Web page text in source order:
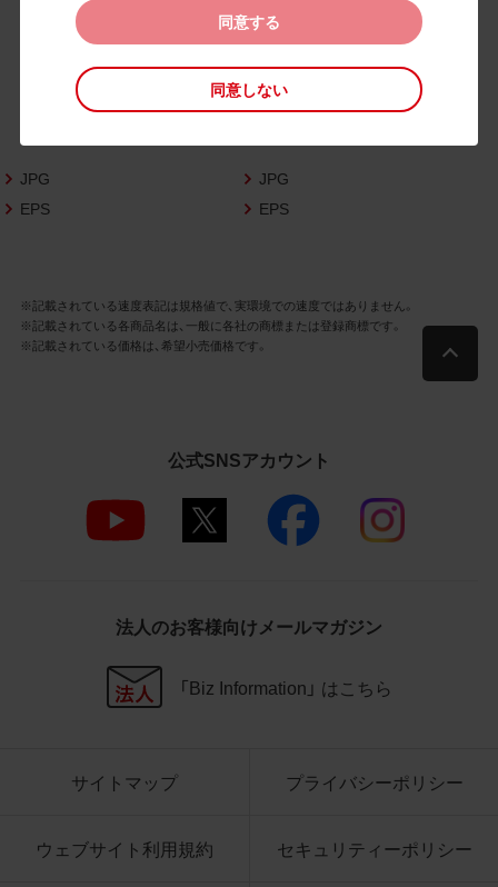
また、当社は、下記のCAD図データ利用規約
（以下「CAD図データ利用規約」といいます）
に同意いただいたお客様に限定して、本CA
D図ダウンロードページで公開している当
いいます）の利用を許諾いたします。
お客様が「同意する」ボタンをクリックされ
た場合、商品写真データ利用規約及びCAD
データ利用規約の記載事項は予告なく変更
されることがあります。各データをダウン
商品写真データ利用規約
お客様は、商品写真データに関する著作権
等の一切の権利が当社に帰属することに同
2.利用許諾
当社商品の販売活動（中古による販売の場
合を除く）に関する広告宣伝又は当社商品
ます。当社からの個別の同意を得た場合を
データを利用することはできません。
同意する
同意しない
JPG
EPS
JPG
EPS
※記載されている速度表記は規格値で、実環境での速度ではありません。
※記載されている各商品名は、一般に各社の商標または登録商標です。
※記載されている価格は、希望小売価格です。
公式SNSアカウント
法人のお客様向けメールマガジン
「Biz Information」 はこちら
サイトマップ プライバシーポリシー
ウェブサイト利用規約 セキュリティーポリシー